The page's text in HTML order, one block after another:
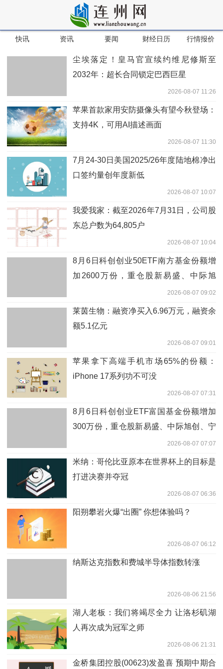
快讯 资讯 要闻 财经日历 行情报价
尘埃落定！皇马官宣续约维尼修斯至
2032年：超长合同锁定巴西巨星
2026-08-07 11:26
苹果首款家用安防摄像头有望今秋登场：
支持4K，可用AI描述画面
2026-08-07 11:30
7月24-30日美国2025/26年度陆地棉净出
口签约量创年度新低
2026-08-07 10:07
我爱我家：截至2026年7月31日，公司股
东总户数为64,805户
2026-08-07 10:04
8月6日科创创业50ETF南方基金份额增
加2600万份，重仓股新易盛、中际旭
2026-08-07 09:02
莱茵生物：融资净买入6.96万元，融资余
额5.1亿元
2026-08-07 09:01
苹果拿下高端手机市场65%的份额：
iPhone 17系列功不可没
2026-08-07 07:31
8月6日科创创业ETF富国基金份额增加
300万份，重仓股新易盛、中际旭创、宁
2026-08-07 07:07
米纳：哥伦比亚原本在世界杯上的目标是
打进决赛并夺冠
2026-08-07 06:36
阳朔攀岩火爆“出圈” 你想体验吗？
2026-08-07 06:12
纳斯达克指数和费城半导体指数转涨
2026-08-06 21:56
湖人老板：我们将竭尽全力 让洛杉矶湖
人再次成为冠军之师
2026-08-06 21:31
金桥集团控股(00623)发盈喜 预期中期合